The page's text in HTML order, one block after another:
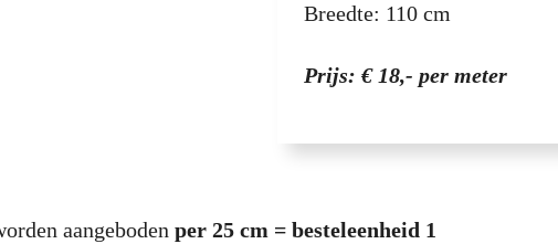
Breedte: 110 cm
Prijs: € 18,- per meter
aangeboden per 25 cm = besteleenheid 1